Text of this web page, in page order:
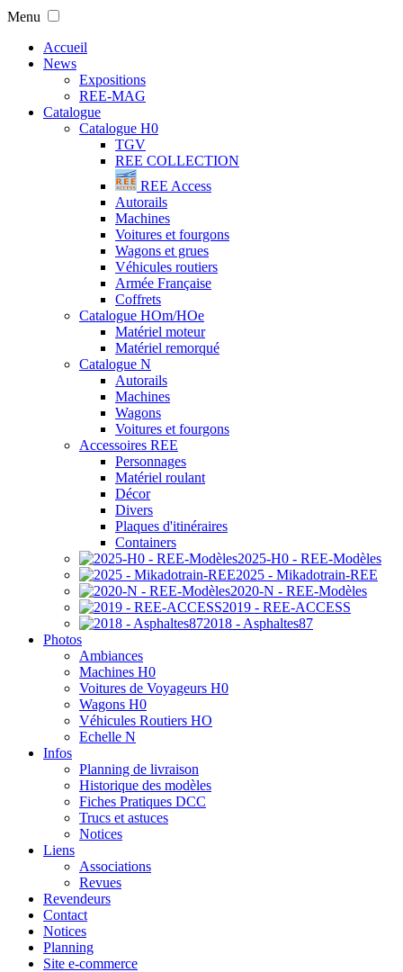
Menu
Accueil
News
Expositions
REE-MAG
Catalogue
Catalogue H0
TGV
REE COLLECTION
REE Access
Autorails
Machines
Voitures et fourgons
Wagons et grues
Véhicules routiers
Armée Française
Coffrets
Catalogue HOm/HOe
Matériel moteur
Matériel remorqué
Catalogue N
Autorails
Machines
Wagons
Voitures et fourgons
Accessoires REE
Personnages
Matériel roulant
Décor
Divers
Plaques d'itinéraires
Containers
2025-H0 - REE-Modèles
2025 - Mikadotrain-REE
2020-N - REE-Modèles
2019 - REE-ACCESS
2018 - Asphaltes87
Photos
Ambiances
Machines H0
Voitures de Voyageurs H0
Wagons H0
Véhicules Routiers HO
Echelle N
Infos
Planning de livraison
Historique des modèles
Fiches Pratiques DCC
Trucs et astuces
Notices
Liens
Associations
Revues
Revendeurs
Contact
Notices
Planning
Site e-commerce